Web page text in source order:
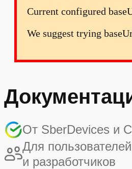
Current configured
We suggest trying
От SberDevices и
Для пользователей
и разработчиков